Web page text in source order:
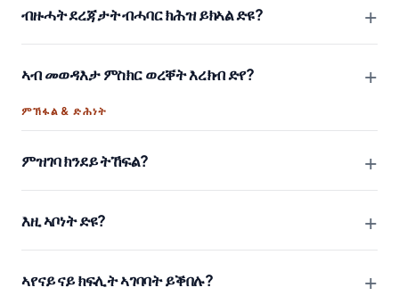
ብዙሓት ደረጃታት ብሓባር ክሕዝ ይክኣል ድዩ? +
ኣብ መወዳእታ ምስክር ወረቐት እረክብ ድየ? +
ምኽፋል & ድሕነት
ምዝገባ ክንደይ ትኸፍል? +
እዚ ኣቦነት ድዩ? +
ኣየናይ ናይ ክፍሊት ኣገባባት ይቕበሉ? +